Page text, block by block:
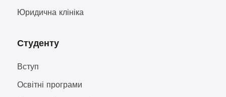
Юридична клініка
Студенту
Вступ
Освітні програми